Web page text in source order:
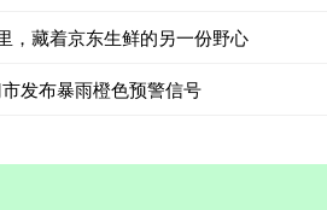
，藏着京东生鲜的另一份野心
发布暴雨橙色预警信号